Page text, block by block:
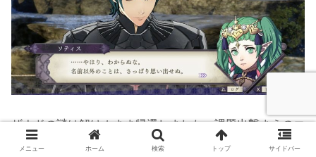
ザナドの謎は解けぬまま帰還しました。課題出撃まえのエ
ガちゃんに遭遇します。
メニュー ホーム 検索 トップ サイドバー